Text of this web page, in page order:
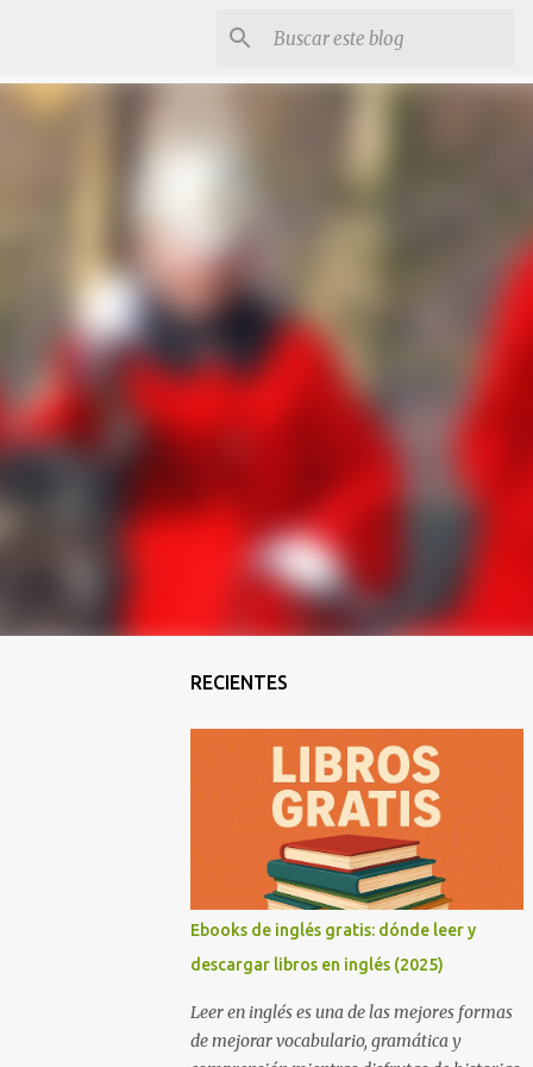
RECIENTES
Ebooks de inglés gratis: dónde leer y
descargar libros en inglés (2025)
Leer en inglés es una de las mejores formas
de mejorar vocabulario, gramática y